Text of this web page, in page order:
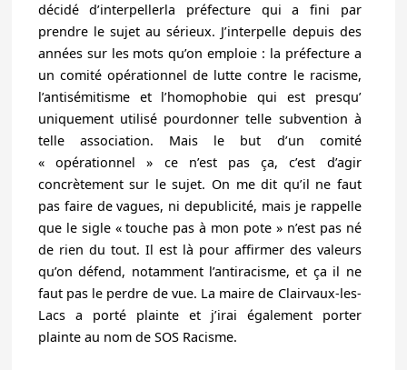
décidé d’interpellerla préfecture qui a fini par
prendre le sujet au sérieux. J’interpelle depuis des
années sur les mots qu’on emploie : la préfecture a
un comité opérationnel de lutte contre le racisme,
l’antisémitisme et l’homophobie qui est presqu’
uniquement utilisé pourdonner telle subvention à
telle association. Mais le but d’un comité
« opérationnel » ce n’est pas ça, c’est d’agir
concrètement sur le sujet. On me dit qu’il ne faut
pas faire de vagues, ni depublicité, mais je rappelle
que le sigle « touche pas à mon pote » n’est pas né
de rien du tout. Il est là pour affirmer des valeurs
qu’on défend, notamment l’antiracisme, et ça il ne
faut pas le perdre de vue. La maire de Clairvaux-les-
Lacs a porté plainte et j’irai également porter
plainte au nom de SOS Racisme.